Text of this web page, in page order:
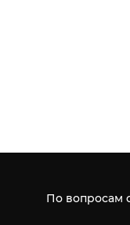
По вопросам